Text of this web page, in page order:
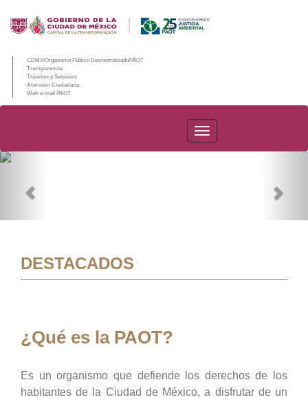
CDMX/Organismo Público Descentralizado/PAOT
Transparencia
Trámites y Servicios
Atención Ciudadana
Web e-mail PAOT
PAOT
DESTACADOS
¿Qué es la PAOT?
Es un organismo que defiende los derechos de los
habitantes de la Ciudad de México, a disfrutar de un